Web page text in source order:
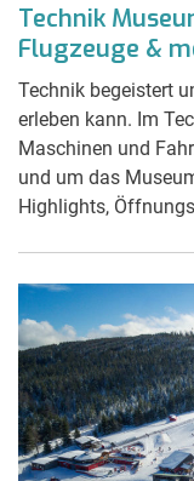
Technik
Flugzeuge &
Technik begeistert
erleben kann. Im
Maschinen und
und um das
Highlights,